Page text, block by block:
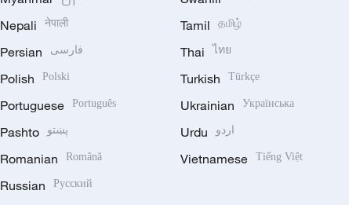
Nepali नेपाली
Persian فارسی
Polish Polski
Portuguese Português
Pashto پښتو
Romanian Română
Russian Русский
Tamil தமிழ்
Thai ไทย
Turkish Türkçe
Ukrainian Українська
Urdu اردو
Vietnamese Tiếng Việt